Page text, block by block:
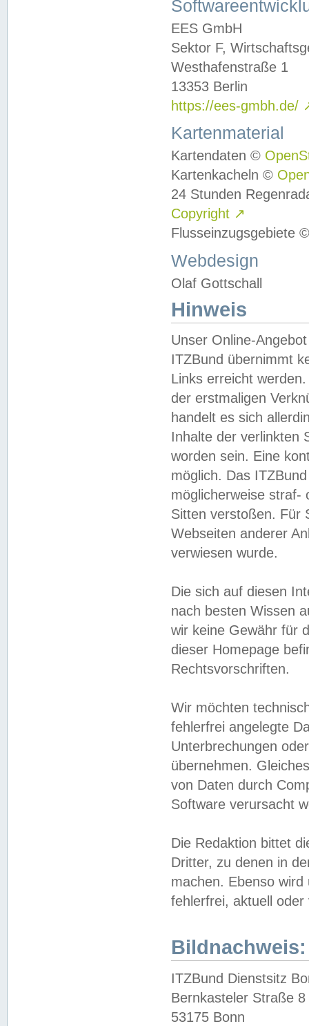
EES GmbH
Sektor F,
Westhafenstraße 1
13353 Berlin
https://ees-gmbh.de/
Kartenmaterial
Kartendaten ©
Kartenkacheln ©
24 Stunden
Copyright ↗
Flusseinzugsgebiete
Webdesign
Olaf Gottschall
Hinweis
Unser Online-
ITZBund übernimmt
Links erreicht
der erstmaligen
handelt es sich
Inhalte der verlinkten
worden sein. Eine
möglich. Das
möglicherweise straf-
Sitten verstoßen. Für
Webseiten anderer
verwiesen wurde.
Die sich auf diesen
nach besten Wissen
wir keine Gewähr für
dieser Homepage
Rechtsvorschriften.
Wir möchten
fehlerfrei angelegte
Unterbrechungen
übernehmen.
von Daten durch
Software verursacht
Die Redaktion bittet
Dritter, zu denen in
machen. Ebenso
fehlerfrei, aktuell oder
Bildnachweis:
ITZBund Dienstsitz
Bernkasteler Straße 8
53175 Bonn